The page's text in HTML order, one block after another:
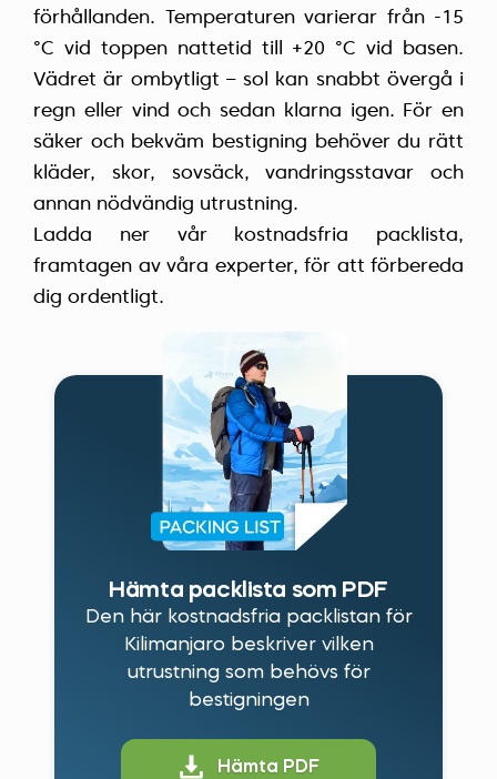
förhållanden. Temperaturen varierar från -15
°C vid toppen nattetid till +20 °C vid basen.
Vädret är ombytligt – sol kan snabbt övergå i
regn eller vind och sedan klarna igen. För en
säker och bekväm bestigning behöver du rätt
kläder, skor, sovsäck, vandringsstavar och
annan nödvändig utrustning.
Ladda ner vår kostnadsfria packlista,
framtagen av våra experter, för att förbereda
dig ordentligt.
Hämta packlista som PDF
Den här kostnadsfria packlistan för
Kilimanjaro beskriver vilken
utrustning som behövs för
bestigningen
Hämta PDF